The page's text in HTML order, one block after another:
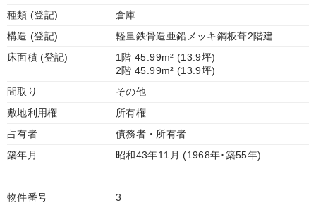
種類 (登記)
倉庫
構造 (登記)
軽量鉄骨造亜鉛メッキ鋼板葺2階建
床面積 (登記)
1階 45.99m² (13.9坪)
2階 45.99m² (13.9坪)
間取り
その他
敷地利用権
所有権
占有者
債務者・所有者
築年月
昭和43年11月 (1968年･築55年)
物件番号
3